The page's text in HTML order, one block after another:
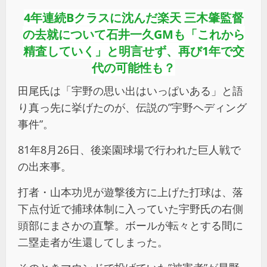
4年連続Bクラスに沈んだ楽天 三木肇監督
の去就について石井一久GMも「これから
精査していく」と明言せず、再び1年で交
代の可能性も？
田尾氏は「宇野の思い出はいっぱいある」と語
り真っ先に挙げたのが、伝説の”宇野ヘディング
事件”。
81年8月26日、後楽園球場で行われた巨人戦で
の出来事。
打者・山本功児が遊撃後方に上げた打球は、落
下点付近で捕球体制に入っていた宇野氏の右側
頭部にまさかの直撃。ボールが転々とする間に
二塁走者が生還してしまった。